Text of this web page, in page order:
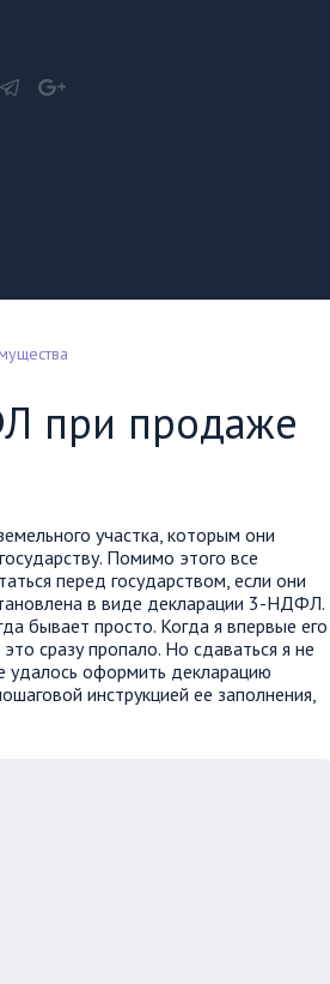
при продаже
участка, которым они
Помимо этого все
перед государством, если они
в виде декларации 3-НДФЛ.
бывает просто. Когда я впервые его
сразу пропало. Но сдаваться я не
оформить декларацию
инструкцией ее заполнения,